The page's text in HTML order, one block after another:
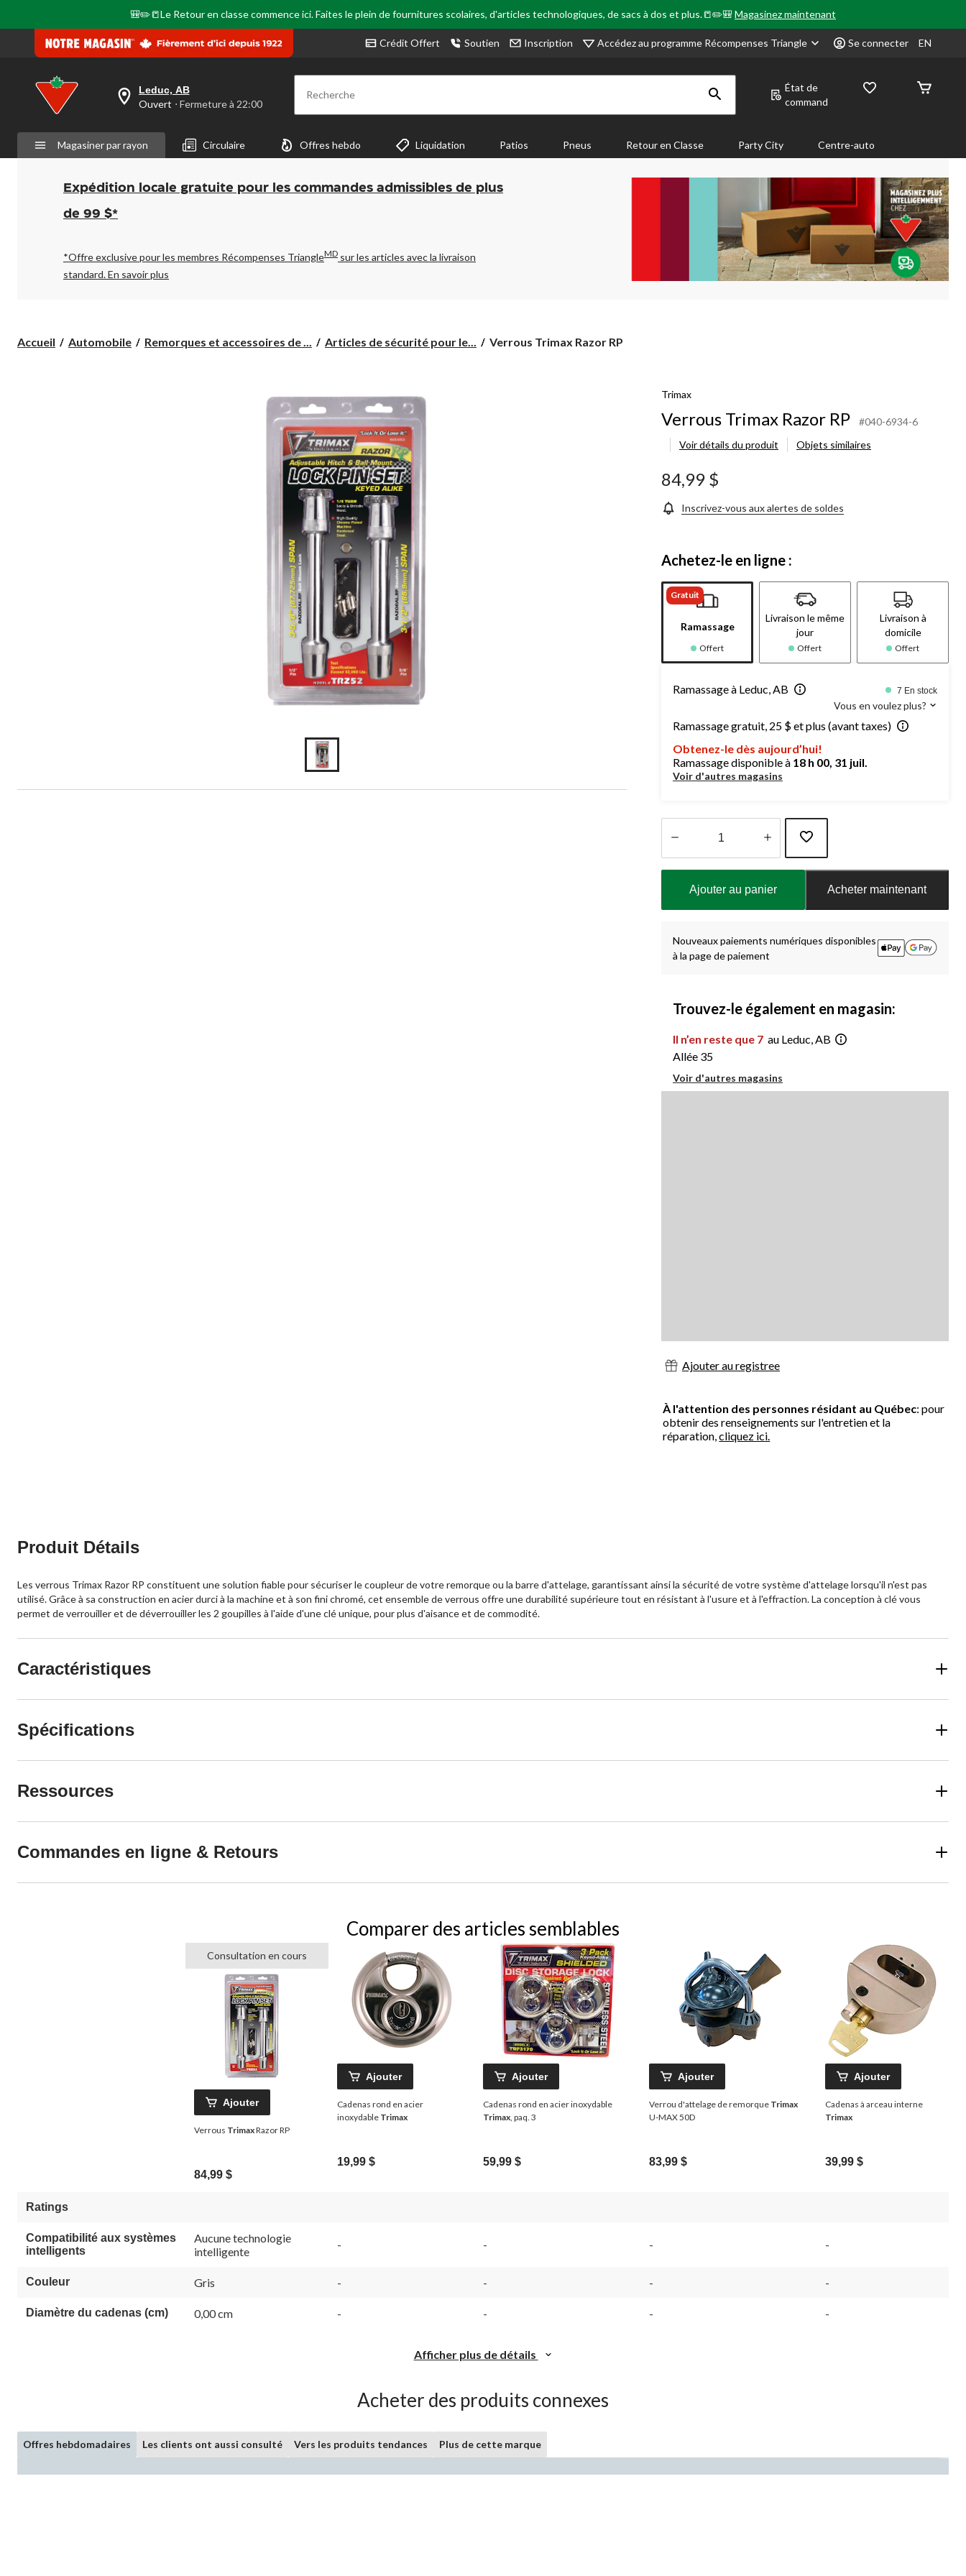
🎒✏️📒Le Retour en classe commence ici. Faites le plein de fournitures scolaires, d'articles technologiques, de sacs à dos et plus.📒✏️🎒Magasinez maintenant
Crédit Offert Soutien Inscription Accédez au programme Récompenses Triangle Se connecter EN
votre
est
Leduc,
AB,
Ouvert,
Fermeture
à
pour
changer
Leduc, AB
Ouvert ⋅ Fermeture à 22:00 Recherche
État de
command
Magasiner par rayon Circulaire Offres hebdo Liquidation Patios Pneus Retour en Classe Party City Centre-auto
Expédition locale gratuite pour les commandes admissibles de plus
de 99 $*
*Offre exclusive pour les membres Récompenses TriangleMD sur les articles avec la livraison
standard.En savoir plus
Accueil Automobile Remorques et accessoires de ... Articles de sécurité pour le...
Verrous
Verrous Trimax Razor RP
Trimax
Verrous Trimax Razor RP
#040-6934-6
Voir détails du produit
Objets similaires
84,99 $
Inscrivez-vous aux alertes de soldes
Achetez-le en ligne :
Gratuit
Ramassage
Offert
Livraison le même
jour
Offert
Livraison à
domicile
Offert
Ramassage à Leduc, AB 7 En stock
Vous en voulez plus?
Ramassage gratuit, 25 $ et plus (avant taxes)
Obtenez-le dès aujourd’hui!
Ramassage disponible à 18 h 00, 31 juil.
Voir d'autres magasins
Ajouter au panier Acheter maintenant
Nouveaux paiements numériques disponibles
à la page de paiement
Trouvez-le également en magasin:
Il n’en reste que 7 au Leduc, AB
Allée 35
Voir d'autres magasins
Ajouter au registree
À l'attention des personnes résidant au Québec: pour
obtenir des renseignements sur l'entretien et la
réparation,cliquez ici.
Produit Détails
Les verrous Trimax Razor RP constituent une solution fiable pour sécuriser le coupleur de votre remorque ou la barre d'attelage, garantissant ainsi la sécurité de votre système d'attelage lorsqu'il n'est pas
utilisé. Grâce à sa construction en acier durci à la machine et à son fini chromé, cet ensemble de verrous offre une durabilité supérieure tout en résistant à l'usure et à l'effraction. La conception à clé vous
permet de verrouiller et de déverrouiller les 2 goupilles à l'aide d'une clé unique, pour plus d'aisance et de commodité.
Caractéristiques
Spécifications
Ressources
Commandes en ligne & Retours
Comparer des articles semblables
Consultation en cours
Ajouter
Verrous TrimaxRazor RP
84,99 $
Ajouter
Cadenas rond en acier
inoxydable Trimax
19,99 $
Ajouter
Cadenas rond en acier inoxydable
Trimax , paq. 3
59,99 $
Ajouter
Verrou d'attelage de remorque Trimax
U-MAX 50D
83,99 $
Ajouter
Cadenas à arceau interne
Trimax
39,99 $
Ratings
Compatibilité aux systèmes
intelligents
Aucune technologie
intelligente
- - - -
Couleur Gris - - - -
Diamètre du cadenas (cm) 0,00 cm - - - -
Afficher plus de détails
Acheter des produits connexes
Offres hebdomadaires Les clients ont aussi consulté Vers les produits tendances Plus de cette marque